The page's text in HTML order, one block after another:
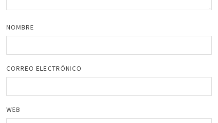
NOMBRE
CORREO ELECTRÓNICO
WEB